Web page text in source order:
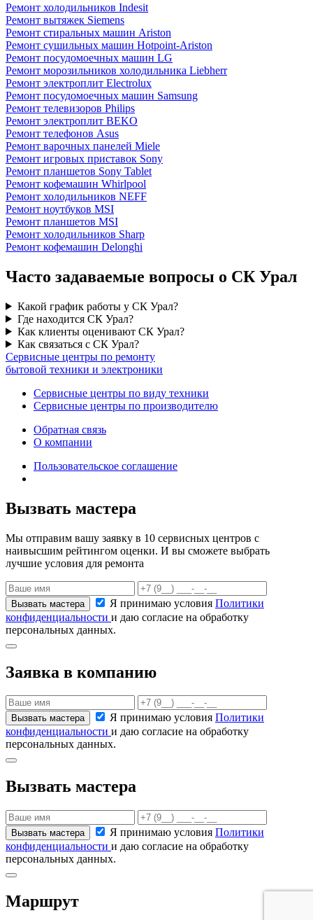
Ремонт холодильников Indesit
Ремонт вытяжек Siemens
Ремонт стиральных машин Ariston
Ремонт сушильных машин Hotpoint-Ariston
Ремонт посудомоечных машин LG
Ремонт морозильников холодильника Liebherr
Ремонт электроплит Electrolux
Ремонт посудомоечных машин Samsung
Ремонт телевизоров Philips
Ремонт электроплит BEKO
Ремонт телефонов Asus
Ремонт варочных панелей Miele
Ремонт игровых приставок Sony
Ремонт планшетов Sony Tablet
Ремонт кофемашин Whirlpool
Ремонт холодильников NEFF
Ремонт ноутбуков MSI
Ремонт планшетов MSI
Ремонт холодильников Sharp
Ремонт кофемашин Delonghi
Часто задаваемые вопросы о СК Урал
Какой график работы у СК Урал?
Где находится СК Урал?
Как клиенты оценивают СК Урал?
Как связаться с СК Урал?
Сервисные центры по ремонту
бытовой техники и электроники
Сервисные центры по виду техники
Сервисные центры по производителю
Обратная связь
О компании
Пользовательское соглашение
Вызвать мастера
Мы отправим вашу заявку в 10 сервисных центров с
наивысшим рейтингом оценки. И вы сможете выбрать
лучшие условия для ремонта
Я принимаю условия Политики
конфиденциальности и даю согласие на обработку
персональных данных.
Заявка в компанию
Я принимаю условия Политики
конфиденциальности и даю согласие на обработку
персональных данных.
Вызвать мастера
Я принимаю условия Политики
конфиденциальности и даю согласие на обработку
персональных данных.
Маршрут